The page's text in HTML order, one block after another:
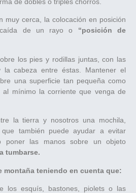
muy cerca, la colocación en posición
de un rayo o “posición de
los pies y rodillas juntas, con las
cabeza entre éstas. Mantener el
una superficie tan pequeña como
mínimo la corriente que venga de
la tierra y nosotros una mochila,
también puede ayudar a evitar
poner las manos sobre un objeto
tumbarse.
montaña teniendo en cuenta que:
los esquís, bastones, piolets o las